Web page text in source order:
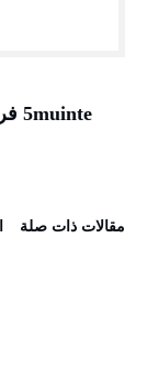
5muinte فريق
‫مقالات ذات صلة‬